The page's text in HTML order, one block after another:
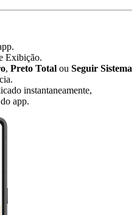
Exibição.
, Preto Total ou Seguir Sistema
instantaneamente,
app.